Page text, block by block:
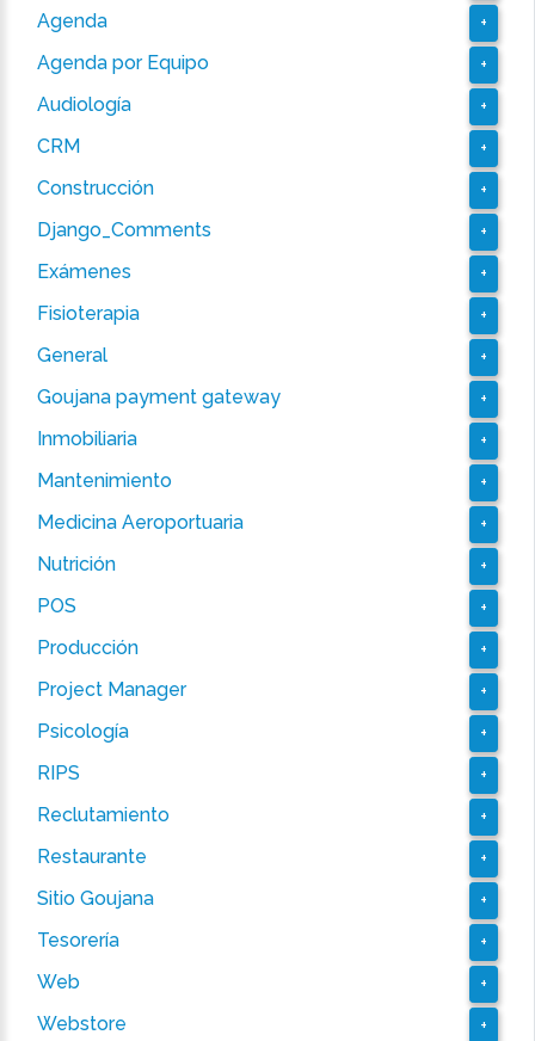
Agenda +
Agenda por Equipo +
Audiología +
CRM +
Construcción +
Django_Comments +
Exámenes +
Fisioterapia +
General +
Goujana payment gateway +
Inmobiliaria +
Mantenimiento +
Medicina Aeroportuaria +
Nutrición +
POS +
Producción +
Project Manager +
Psicología +
RIPS +
Reclutamiento +
Restaurante +
Sitio Goujana +
Tesorería +
Web +
Webstore +